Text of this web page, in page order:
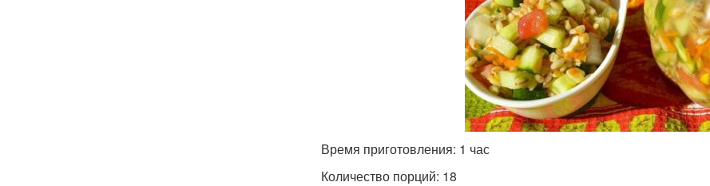
Время приготовления: 1 час
Количество порций: 18